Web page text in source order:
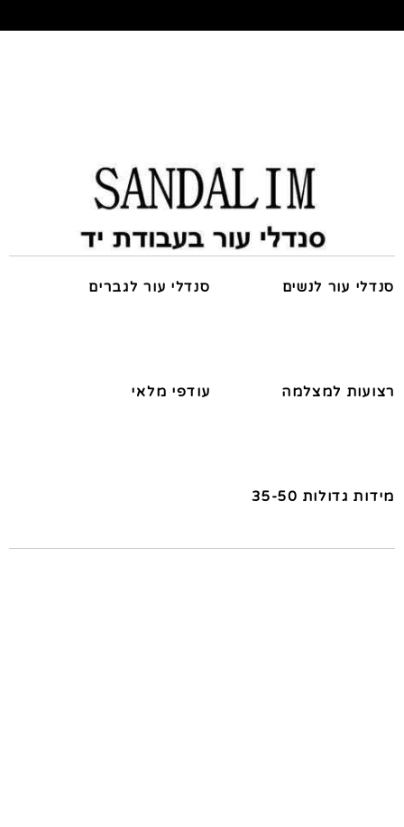
סנדלי עור לנשים סנדלי עור לגברים
רצועות למצלמה עודפי מלאי
מידות גדולות 35-50